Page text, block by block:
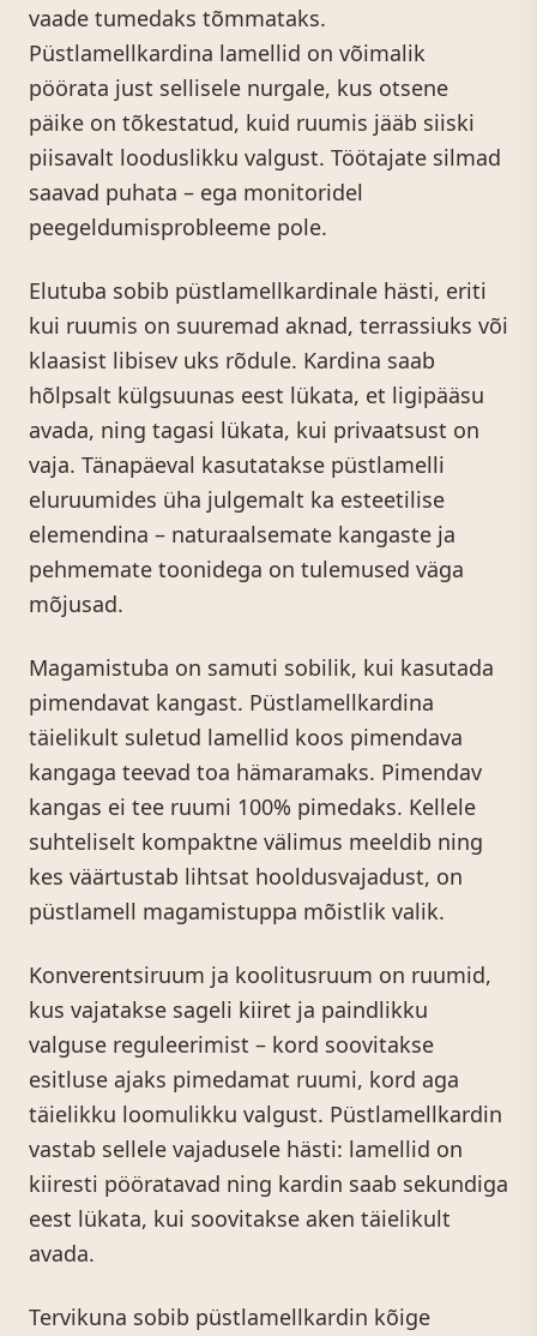
vaade tumedaks tõmmataks.
Püstlamellkardina lamellid on võimalik
pöörata just sellisele nurgale, kus otsene
päike on tõkestatud, kuid ruumis jääb siiski
piisavalt looduslikku valgust. Töötajate silmad
saavad puhata – ega monitoridel
peegeldumisprobleeme pole.
Elutuba sobib püstlamellkardinale hästi, eriti
kui ruumis on suuremad aknad, terrassiuks või
klaasist libisev uks rõdule. Kardina saab
hõlpsalt külgsuunas eest lükata, et ligipääsu
avada, ning tagasi lükata, kui privaatsust on
vaja. Tänapäeval kasutatakse püstlamelli
eluruumides üha julgemalt ka esteetilise
elemendina – naturaalsemate kangaste ja
pehmemate toonidega on tulemused väga
mõjusad.
Magamistuba on samuti sobilik, kui kasutada
pimendavat kangast. Püstlamellkardina
täielikult suletud lamellid koos pimendava
kangaga teevad toa hämaramaks. Pimendav
kangas ei tee ruumi 100% pimedaks. Kellele
suhteliselt kompaktne välimus meeldib ning
kes väärtustab lihtsat hooldusvajadust, on
püstlamell magamistuppa mõistlik valik.
Konverentsiruum ja koolitusruum on ruumid,
kus vajatakse sageli kiiret ja paindlikku
valguse reguleerimist – kord soovitakse
esitluse ajaks pimedamat ruumi, kord aga
täielikku loomulikku valgust. Püstlamellkardin
vastab sellele vajadusele hästi: lamellid on
kiiresti pööratavad ning kardin saab sekundiga
eest lükata, kui soovitakse aken täielikult
avada.
Tervikuna sobib püstlamellkardin kõige